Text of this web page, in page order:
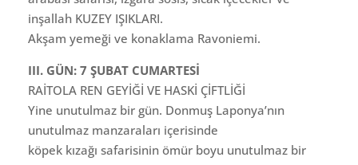
inşallah KUZEY IŞIKLARI.
Akşam yemeği ve konaklama Ravoniemi.
III. GÜN: 7 ŞUBAT CUMARTESİ
RAİTOLA REN GEYİĞİ VE HASKİ ÇİFTLİĞİ
Yine unutulmaz bir gün. Donmuş Laponya’nın
unutulmaz manzaraları içerisinde
köpek kızağı safarisinin ömür boyu unutulmaz bir